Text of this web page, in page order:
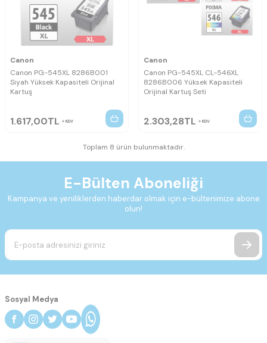
Canon
Canon PG-545XL 8286B001
Siyah Yüksek Kapasiteli Orijinal
Kartuş
1.617,00TL KDV
Canon
Canon PG-545XL CL-546XL
8286B006 Yüksek Kapasiteli
Orijinal Kartuş Seti
2.303,28TL KDV
Toplam 8 ürün bulunmaktadır.
E-Bülten Aboneliği
Kampanya ve yeniliklerden haberdar olmak için e-bültenimize abone
olun!
Sosyal Medya